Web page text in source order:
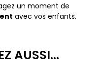
un moment de
avec vos enfants.
AUSSI...